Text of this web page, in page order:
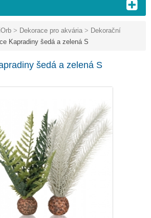
> Dekorace pro akvária > Dekorační
Kapradiny šedá a zelená S
šedá a zelená S